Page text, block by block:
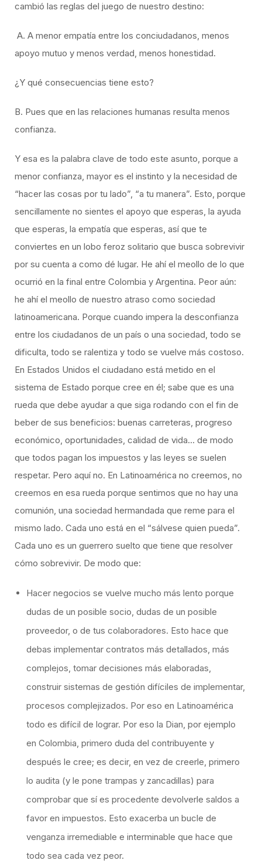
cambió las reglas del juego de nuestro destino:
A. A menor empatía entre los conciudadanos, menos
apoyo mutuo y menos verdad, menos honestidad.
¿Y qué consecuencias tiene esto?
B. Pues que en las relaciones humanas resulta menos
confianza.
Y esa es la palabra clave de todo este asunto, porque a
menor confianza, mayor es el instinto y la necesidad de
“hacer las cosas por tu lado”, “a tu manera”. Esto, porque
sencillamente no sientes el apoyo que esperas, la ayuda
que esperas, la empatía que esperas, así que te
conviertes en un lobo feroz solitario que busca sobrevivir
por su cuenta a como dé lugar. He ahí el meollo de lo que
ocurrió en la final entre Colombia y Argentina. Peor aún:
he ahí el meollo de nuestro atraso como sociedad
latinoamericana. Porque cuando impera la desconfianza
entre los ciudadanos de un país o una sociedad, todo se
dificulta, todo se ralentiza y todo se vuelve más costoso.
En Estados Unidos el ciudadano está metido en el
sistema de Estado porque cree en él; sabe que es una
rueda que debe ayudar a que siga rodando con el fin de
beber de sus beneficios: buenas carreteras, progreso
económico, oportunidades, calidad de vida… de modo
que todos pagan los impuestos y las leyes se suelen
respetar. Pero aquí no. En Latinoamérica no creemos, no
creemos en esa rueda porque sentimos que no hay una
comunión, una sociedad hermandada que reme para el
mismo lado. Cada uno está en el “sálvese quien pueda”.
Cada uno es un guerrero suelto que tiene que resolver
cómo sobrevivir. De modo que:
Hacer negocios se vuelve mucho más lento porque
dudas de un posible socio, dudas de un posible
proveedor, o de tus colaboradores. Esto hace que
debas implementar contratos más detallados, más
complejos, tomar decisiones más elaboradas,
construir sistemas de gestión difíciles de implementar,
procesos complejizados. Por eso en Latinoamérica
todo es difícil de lograr. Por eso la Dian, por ejemplo
en Colombia, primero duda del contribuyente y
después le cree; es decir, en vez de creerle, primero
lo audita (y le pone trampas y zancadillas) para
comprobar que sí es procedente devolverle saldos a
favor en impuestos. Esto exacerba un bucle de
venganza irremediable e interminable que hace que
todo sea cada vez peor.